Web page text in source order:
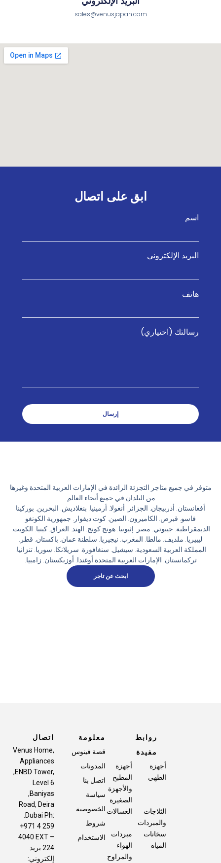
sales@venusjapan.com
ابق على اتصال
البريد الإلكتروني
رسالتك (اختياري)
في جميع متاجر التجزئة الرائدة في الإمارات العربية المتحدة وغيرها
من البلدان في جميع أنحاء العالم.
أذربيجان. الجزائر. أنغولا. أرمينيا. بنغلاديش. البحرين. بوركينا
فاسو. قبرص. الكاميرون. الصين. كوت ديفوار. جمهورية الكونغو
جيبوتي. مصر. إثيوبيا. هونج كونج. الهند. العراق. كينيا. الكويت.
ملديف. مالطا. المغرب. نيجيريا. سلطنة عمان. باكستان. قطر.
العربية السعودية. سيشيل. سنغافورة. سريلانكا. سوريا. تنزانيا.
تركمانستان. الإمارات العربية المتحدة أوغندا. أوزبكستان. زامبيا.
ابحث عن تاجر
روابط
مفيدة
أجهزة
المطبخ
والأجهزة
الصغيرة
الثلاجات
والمبردات
الغسالات
سخانات
مبردات
الهواء
والمراوح
معلومة
قصة فينوس
المدونات
اتصل بنا
سياسة
الخصوصية
الاستخدام
,Venus Home
Appliances
,ENBD Tower,
Level 6
,Baniyas
Road, Deira
.Dubai Ph:
+971 4 259
4040 EXT –
224 بريد
إلكتروني: